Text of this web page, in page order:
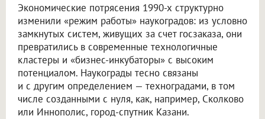
Экономические потрясения 1990-х структурно
изменили «режим работы» наукоградов: из условно
замкнутых систем, живущих за счет госзаказа, они
превратились в современные технологичные
кластеры и «бизнес-инкубаторы» с высоким
потенциалом. Наукограды тесно связаны
и с другим определением — техноградами, в том
числе созданными с нуля, как, например, Сколково
или Иннополис, город-спутник Казани.